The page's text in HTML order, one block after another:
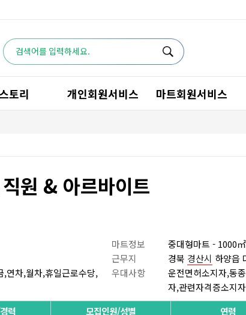
토리 개인회원서비스 마트회원서비스
원 & 아르바이트
마트정보
중대형마트 - 1000
근무지 경북 경산시 하양읍
연차,월차,휴일근로수당,
우대사항
운전면허소지자,동
자,관련자격증소지
력 모집인원/성별 연령